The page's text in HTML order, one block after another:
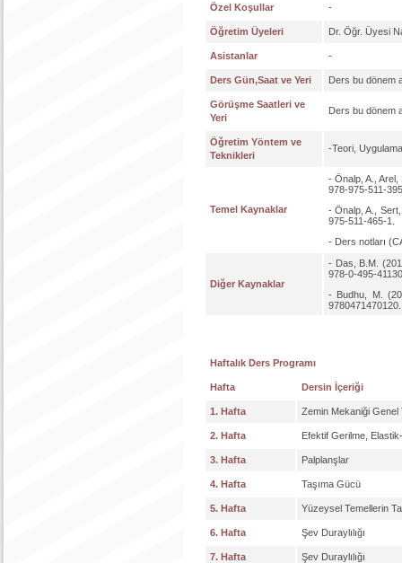
Özel Koşullar -
Öğretim Üyeleri Dr. Öğr. Üyesi
Asistanlar -
Ders Gün,Saat ve Yeri Ders bu dönem
Görüşme Saatleri ve
Yeri
Ders bu dönem
Öğretim Yöntem ve
Teknikleri
-Teori,
Temel Kaynaklar
- Önalp, A.,
978-975-511-
- Önalp, A.,
975-511-465-1.
- Ders notları
Diğer Kaynaklar
- Das, B.M.
978-0-495-
- Budhu, M.
9780471470120.
Haftalık Ders Programı
Hafta Dersin İçeriği
1. Hafta Zemin Mekaniği
2. Hafta Efektif Gerilme,
3. Hafta Palplanşlar
4. Hafta Taşıma Gücü
5. Hafta Yüzeysel Temellerin
6. Hafta Şev Duraylılığı
7. Hafta Şev Duraylılığı